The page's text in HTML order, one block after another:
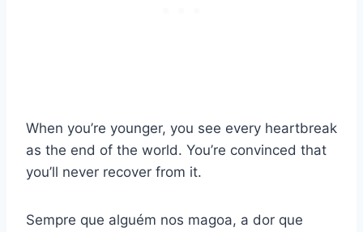
When you’re younger, you see every heartbreak
as the end of the world. You’re convinced that
you’ll never recover from it.
Sempre que alguém nos magoa, a dor que